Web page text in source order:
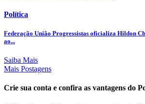
Política
Federação União Progressistas oficializa Hildon
ao...
Saiba Mais
Mais Postagens
Crie sua conta e confira as vantagens do